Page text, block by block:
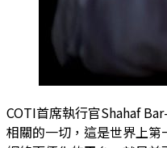
COTI首席執行官Shahaf
相關的一切，這是世界上